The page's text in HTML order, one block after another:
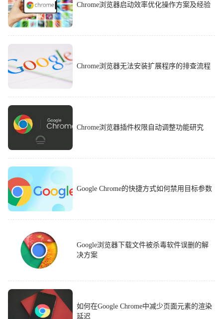
Chrome浏览器启动效率优化操作方案及经验
Chrome浏览器无法安装扩展程序的排查流程
Chrome浏览器插件权限自动调整功能研究
Google Chrome的快捷方式如何禁用目标参数
Google浏览器下载文件被杀毒软件误删的解
决方案
如何在Google Chrome中减少页面元素的渲染
延迟